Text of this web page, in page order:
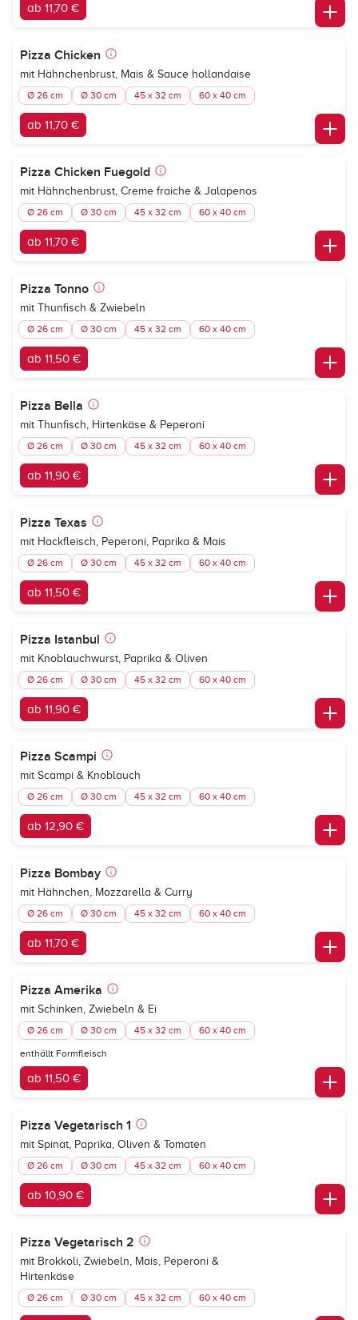
ab 11,70 €
Pizza Chicken
mit Hähnchenbrust, Mais & Sauce hollandaise
Ø 26 cm Ø 30 cm 45 x 32 cm 60 x 40 cm
ab 11,70 €
Pizza Chicken Fuegold
mit Hähnchenbrust, Creme fraiche & Jalapenos
Ø 26 cm Ø 30 cm 45 x 32 cm 60 x 40 cm
ab 11,70 €
Pizza Tonno
mit Thunfisch & Zwiebeln
Ø 26 cm Ø 30 cm 45 x 32 cm 60 x 40 cm
ab 11,50 €
Pizza Bella
mit Thunfisch, Hirtenkäse & Peperoni
Ø 26 cm Ø 30 cm 45 x 32 cm 60 x 40 cm
ab 11,90 €
Pizza Texas
mit Hackfleisch, Peperoni, Paprika & Mais
Ø 26 cm Ø 30 cm 45 x 32 cm 60 x 40 cm
ab 11,50 €
Pizza Istanbul
mit Knoblauchwurst, Paprika & Oliven
Ø 26 cm Ø 30 cm 45 x 32 cm 60 x 40 cm
ab 11,90 €
Pizza Scampi
mit Scampi & Knoblauch
Ø 26 cm Ø 30 cm 45 x 32 cm 60 x 40 cm
ab 12,90 €
Pizza Bombay
mit Hähnchen, Mozzarella & Curry
Ø 26 cm Ø 30 cm 45 x 32 cm 60 x 40 cm
ab 11,70 €
Pizza Amerika
mit Schinken, Zwiebeln & Ei
Ø 26 cm Ø 30 cm 45 x 32 cm 60 x 40 cm
enthällt Formfleisch
ab 11,50 €
Pizza Vegetarisch 1
mit Spinat, Paprika, Oliven & Tomaten
Ø 26 cm Ø 30 cm 45 x 32 cm 60 x 40 cm
ab 10,90 €
Pizza Vegetarisch 2
mit Brokkoli, Zwiebeln, Mais, Peperoni &
Hirtenkäse
Ø 26 cm Ø 30 cm 45 x 32 cm 60 x 40 cm